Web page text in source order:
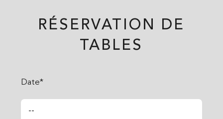
RÉSERVATION DE
TABLES
Date*